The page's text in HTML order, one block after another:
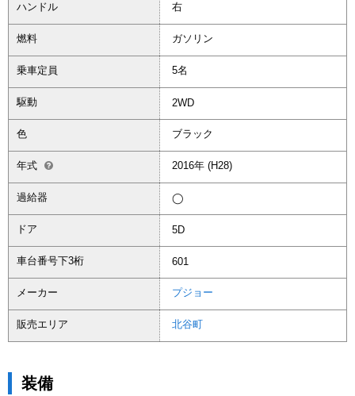
ハンドル 右
燃料 ガソリン
乗車定員 5名
駆動 2WD
色 ブラック
年式 2016年 (H28)
過給器 ◯
ドア 5D
車台番号下3桁 601
メーカー プジョー
販売エリア 北谷町
装備